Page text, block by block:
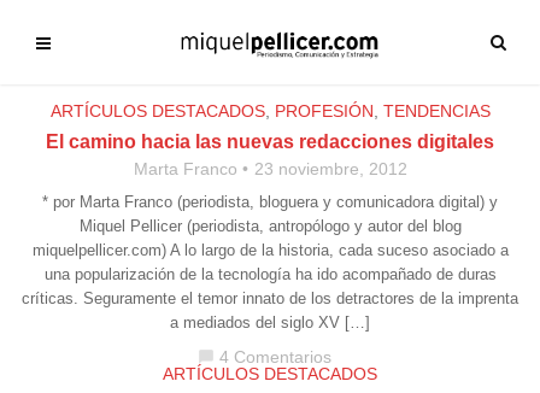
ARTÍCULOS DESTACADOS, PROFESIÓN TENDENCIAS
El camino hacia las nuevas redacciones digitales
Marta Franco 23 noviembre, 2012
* por Marta Franco (periodista, bloguera y comunicadora digital) y
Miquel Pellicer (periodista, antropólogo y autor del blog
miquelpellicer.com) A lo largo de la historia, cada suceso asociado a
una popularización de la tecnología ha ido acompañado de duras
críticas. Seguramente el temor innato de los detractores de la imprenta
a mediados del siglo XV […]
chat_bubble 4 Comentarios
ARTÍCULOS DESTACADOS